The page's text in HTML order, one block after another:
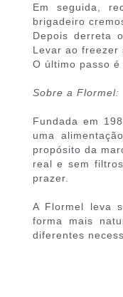
Em seguida,
brigadeiro
Depois derreta
Levar ao freezer
O último passo
Sobre a Flormel:
Fundada em
uma
propósito da
real e sem
prazer.
A Flormel leva
forma mais
diferentes